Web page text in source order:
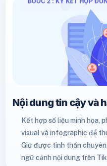
Nội dung tin cậy và
Kết hợp số liệu minh họa,
visual và infographic để
Giữ được tinh thần
ngữ cảnh nội dung trên